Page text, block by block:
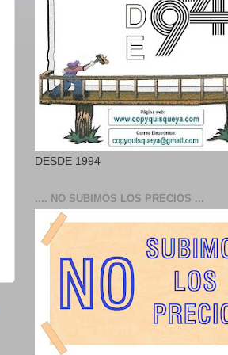
DESDE 1994
.... NO SUBIMOS LOS PRECIOS ...